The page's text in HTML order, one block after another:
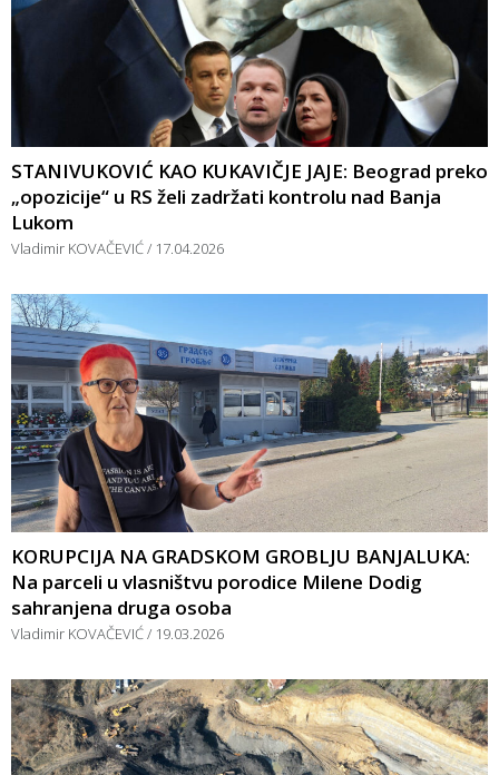
STANIVUKOVIĆ KAO KUKAVIČJE JAJE: Beograd preko
„opozicije“ u RS želi zadržati kontrolu nad Banja
Lukom
Vladimir KOVAČEVIĆ 17.04.2026
KORUPCIJA NA GRADSKOM GROBLJU BANJALUKA:
Na parceli u vlasništvu porodice Milene Dodig
sahranjena druga osoba
Vladimir KOVAČEVIĆ 19.03.2026